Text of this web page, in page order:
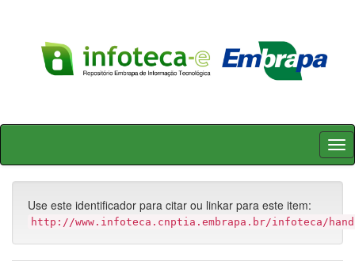
Skip
Use este identificador para citar ou linkar para este item:
http://www.infoteca.cnptia.embrapa.br/infoteca/